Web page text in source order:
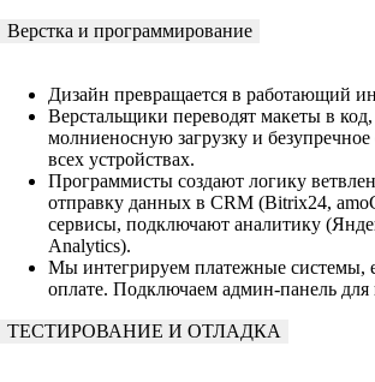
Верстка и программирование
Дизайн превращается в работающий
Верстальщики переводят макеты в код,
молниеносную загрузку и
всех устройствах.
Программисты создают логику
отправку данных в CRM (Bitrix24,
сервисы, подключают аналитику
Analytics).
Мы интегрируем платежные системы,
оплате. Подключаем админ-панель для
ТЕСТИРОВАНИЕ И ОТЛАДКА